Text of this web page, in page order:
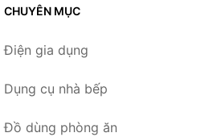
CHUYÊN MỤC
Điện gia dụng
Dụng cụ nhà bếp
Đồ dùng phòng ăn